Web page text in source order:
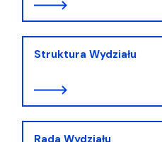
Struktura Wydziału
Rada Wydziału